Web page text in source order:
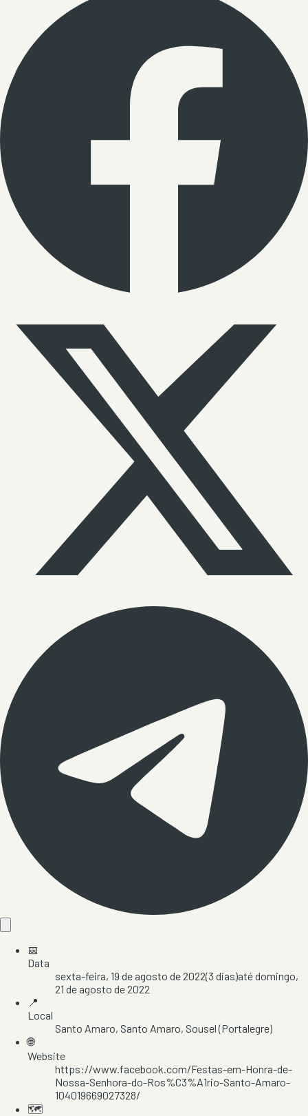
📅
Data
sexta-feira, 19 de agosto de 2022(3 dias)atédomingo,
21 de agosto de 2022
📍
Local
Santo Amaro, Santo Amaro, Sousel(Portalegre)
🌐
Website
https://www.facebook.com/Festas-em-Honra-de-
Nossa-Senhora-do-Ros%C3%A1rio-Santo-Amaro-
104019669027328/
🗺️